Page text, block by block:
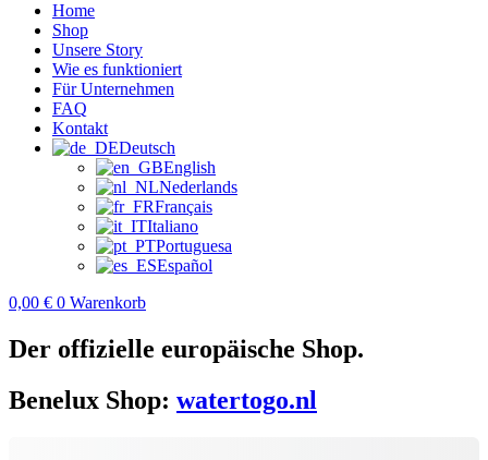
Home
Shop
Unsere Story
Wie es funktioniert
Für Unternehmen
FAQ
Kontakt
Deutsch
English
Nederlands
Français
Italiano
Portuguesa
Español
0,00 € 0 Warenkorb
Der offizielle europäische Shop.
Benelux Shop: watertogo.nl